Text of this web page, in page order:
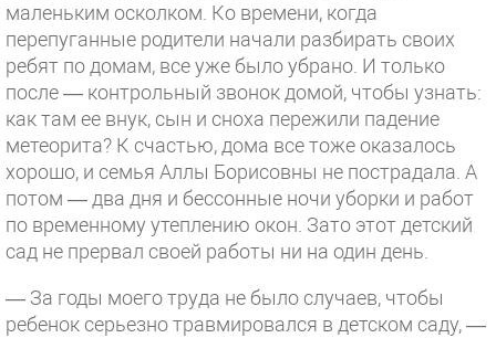
маленьким осколком. Ко времени, когда
перепуганные родители начали разбирать своих
ребят по домам, все уже было убрано. И только
после — контрольный звонок домой, чтобы узнать:
как там ее внук, сын и сноха пережили падение
метеорита? К счастью, дома все тоже оказалось
хорошо, и семья Аллы Борисовны не пострадала. А
потом — два дня и бессонные ночи уборки и работ
по временному утеплению окон. Зато этот детский
сад не прервал своей работы ни на один день.
— За годы моего труда не было случаев, чтобы
ребенок серьезно травмировался в детском саду, —